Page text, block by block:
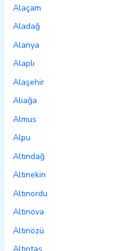
Alaçam
Aladağ
Alanya
Alaplı
Alaşehir
Aliağa
Almus
Alpu
Altındağ
Altınekin
Altınordu
Altınova
Altınözü